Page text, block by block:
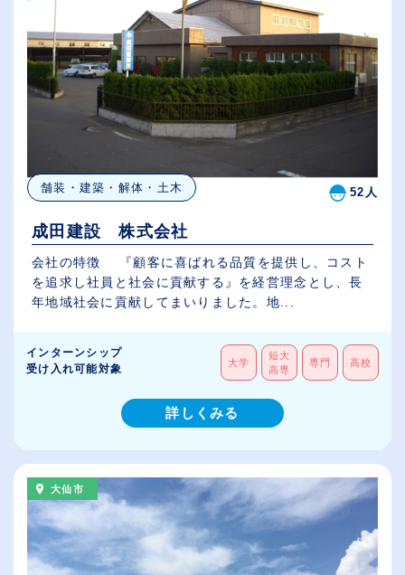
舗装・建築・解体・土木 52人
成田建設 株式会社
会社の特徴 『顧客に喜ばれる品質を提供し、コスト
を追求し社員と社会に貢献する』を経営理念とし、長
年地域社会に貢献してまいりました。地...
インターンシップ
受け入れ可能対象
大学
短大
高専
専門 高校
詳しくみる
大仙市